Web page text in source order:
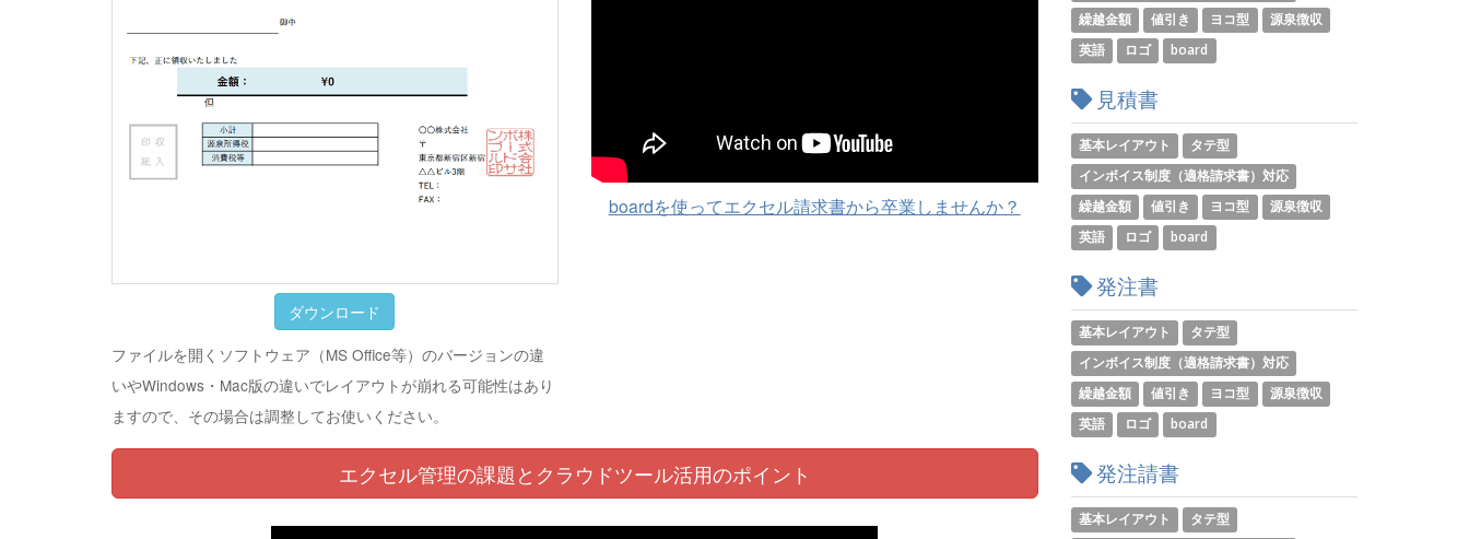
ダウンロード
ファイルを開くソフトウェア（MS Office等）のバージョンの違
いやWindows・Mac版の違いでレイアウトが崩れる可能性はあり
ますので、その場合は調整してお使いください。
boardを使ってエクセル請求書から卒業しませんか？
エクセル管理の課題と クラウドツール活用のポイント
繰越金額
値引き ヨコ型
源泉徴収
英語
ロゴ board
見積書
基本レイアウト
タテ型
インボイス制度（適格請求書）対応
繰越金額
値引き ヨコ型
源泉徴収
英語
ロゴ board
発注書
基本レイアウト
タテ型
インボイス制度（適格請求書）対応
繰越金額
値引き ヨコ型
源泉徴収
英語
ロゴ board
発注請書
基本レイアウト
タテ型